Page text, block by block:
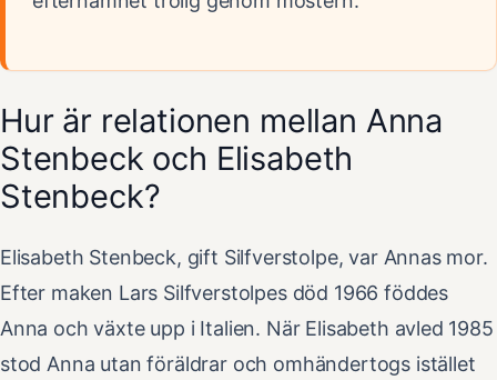
Hur är relationen mellan Anna
Stenbeck och Elisabeth
Stenbeck?
Elisabeth Stenbeck, gift Silfverstolpe, var Annas mor.
Efter maken Lars Silfverstolpes död 1966 föddes
Anna och växte upp i Italien. När Elisabeth avled 1985
stod Anna utan föräldrar och omhändertogs istället